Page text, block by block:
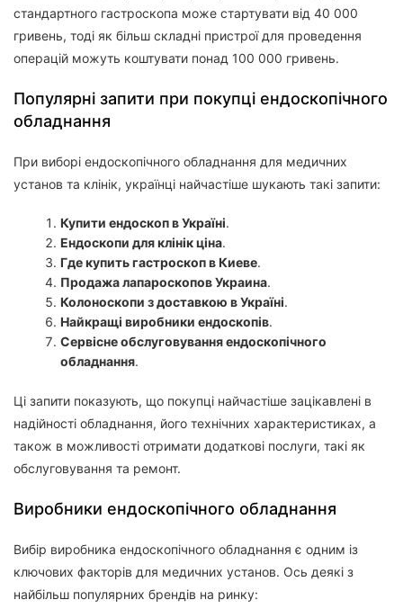
стандартного гастроскопа може стартувати від 40 000
гривень, тоді як більш складні пристрої для проведення
операцій можуть коштувати понад 100 000 гривень.
Популярні запити при покупці ендоскопічного
обладнання
При виборі ендоскопічного обладнання для медичних
установ та клінік, українці найчастіше шукають такі запити:
Купити ендоскоп в Україні.
Ендоскопи для клінік ціна.
Где купить гастроскоп в Киеве.
Продажа лапароскопов Украина.
Колоноскопи з доставкою в Україні.
Найкращі виробники ендоскопів.
Сервісне обслуговування ендоскопічного
обладнання.
Ці запити показують, що покупці найчастіше зацікавлені в
надійності обладнання, його технічних характеристиках, а
також в можливості отримати додаткові послуги, такі як
обслуговування та ремонт.
Виробники ендоскопічного обладнання
Вибір виробника ендоскопічного обладнання є одним із
ключових факторів для медичних установ. Ось деякі з
найбільш популярних брендів на ринку: